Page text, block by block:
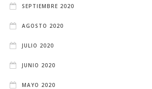
SEPTIEMBRE 2020
AGOSTO 2020
JULIO 2020
JUNIO 2020
MAYO 2020